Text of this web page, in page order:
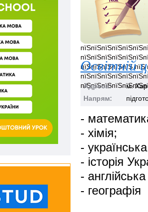
пїЅпїЅпїЅпїЅпїЅ
Освітній
Адреса:
м.
Напрям:
-
- хімія;
-
- історія
-
- географія